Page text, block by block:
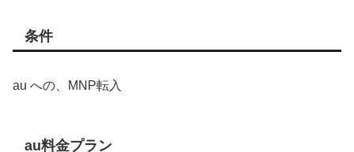
条件
au への、MNP転入
au料金プラン